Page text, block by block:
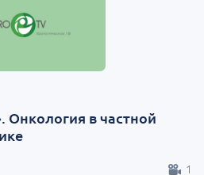
Онкология в частной
1